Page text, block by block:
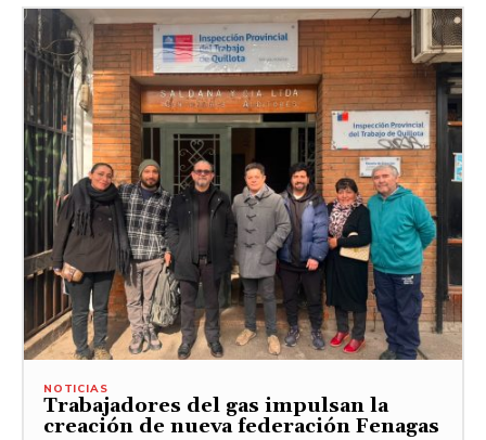
NOTICIAS
Trabajadores del gas impulsan la
creación de nueva federación Fenagas